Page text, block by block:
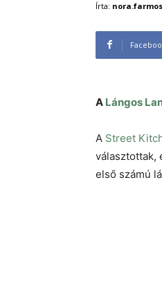
Írta:
A Lángos
A Street
választottak,
első számú